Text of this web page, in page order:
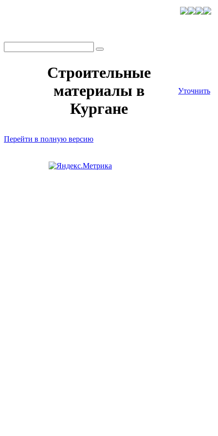
Строительные
материалы в
Кургане
Уточнить
Перейти в полную версию